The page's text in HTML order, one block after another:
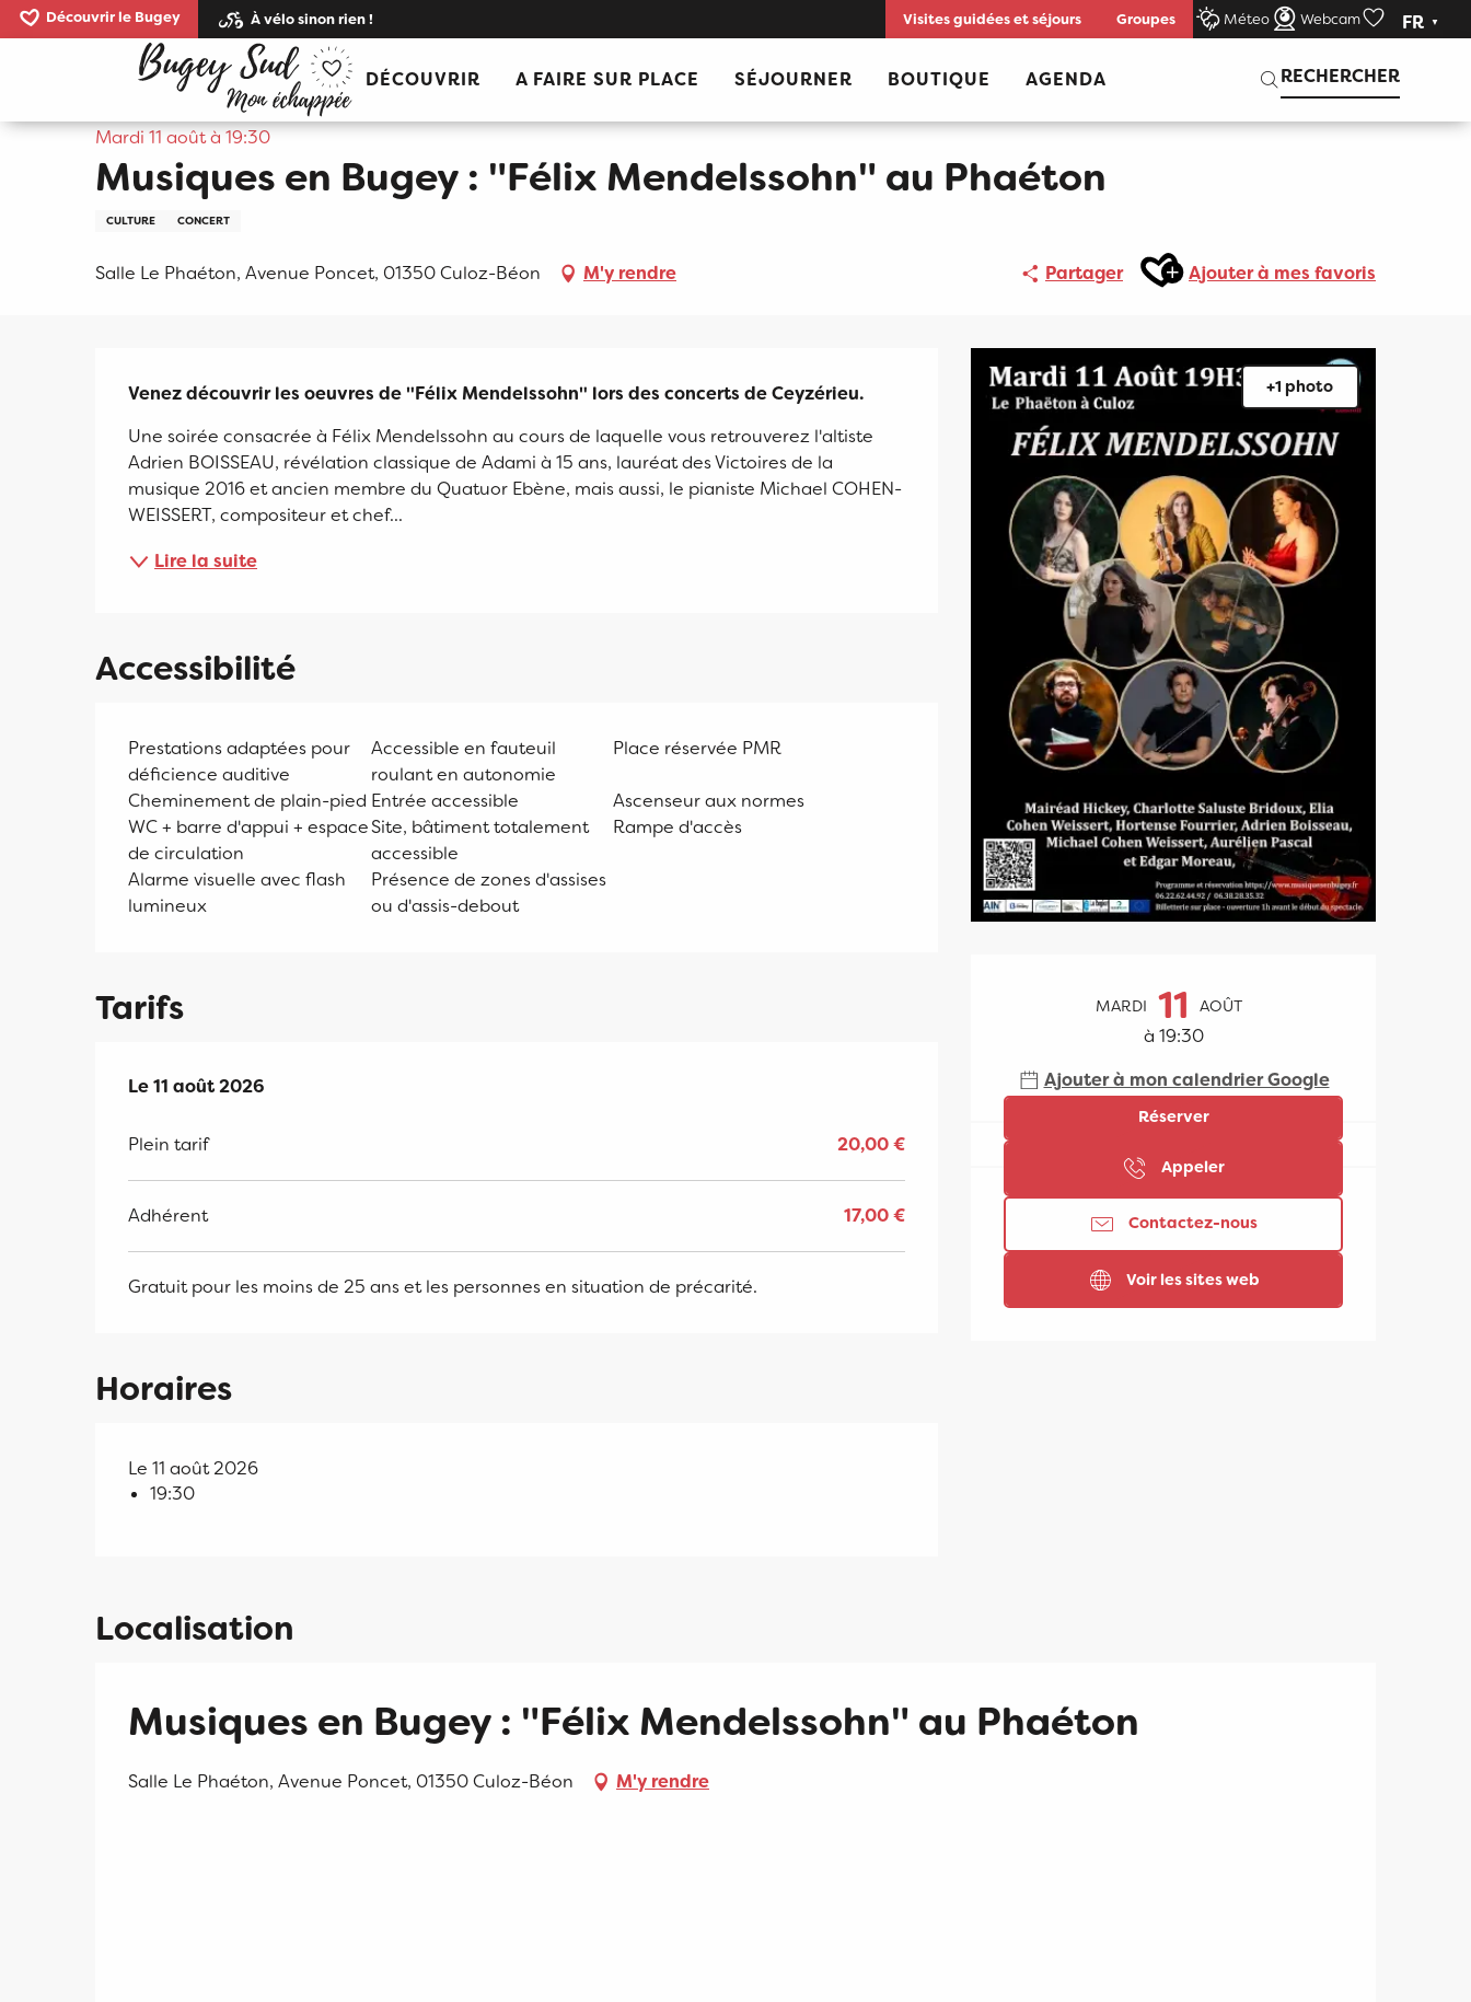
Aller
au
Visites guidées et séjours Groupes Méteo Webcam FR
Découvrir le Bugey À vélo sinon rien !
DÉCOUVRIR A FAIRE SUR PLACE SÉJOURNER BOUTIQUE AGENDA RECHERCHER
Recherche
Accueil Musiques en Bugey : "Félix Mendelssohn" au Phaéton
Mardi 11 août à 19:30
Musiques en Bugey : "Félix Mendelssohn" au Phaéton
CULTURE CONCERT
Salle Le Phaéton, Avenue Poncet, 01350 Culoz-Béon M'y rendre Partager
Ajouter aux favoris
Ajouter à mes favoris
+1 photo
Ouverture et
MARDI 11 AOÛT
à 19:30
Ajouter à mon calendrier Google
Réserver
Appeler
Contactez-nous
Voir les sites web
Description
Venez découvrir les oeuvres de "Félix Mendelssohn" lors des concerts de Ceyzérieu.
Une soirée consacrée à Félix Mendelssohn au cours de laquelle vous retrouverez l'altiste
Adrien BOISSEAU, révélation classique de Adami à 15 ans, lauréat des Victoires de la
musique 2016 et ancien membre du Quatuor Ebène, mais aussi, le pianiste Michael COHEN-
WEISSERT, compositeur et chef...
Lire la suite
Accessibilité
Prestations adaptées pour
déficience auditive
Accessible en fauteuil
roulant en autonomie
Place réservée PMR
Cheminement de plain-pied Entrée accessible
Ascenseur aux normes
WC + barre d'appui + espace
de circulation
Site, bâtiment totalement
accessible
Rampe d'accès
Alarme visuelle avec flash
lumineux
Présence de zones d'assises
ou d'assis-debout
Tarifs
Le11 août 2026
Le11 août 2026
Plein tarif 20,00 €
Adhérent 17,00 €
Gratuit pour les moins de 25 ans et les personnes en situation de précarité.
Horaires
Le 11 août 2026
19:30
Localisation
Musiques en Bugey : "Félix Mendelssohn" au Phaéton
Salle Le Phaéton, Avenue Poncet, 01350 Culoz-Béon M'y rendre